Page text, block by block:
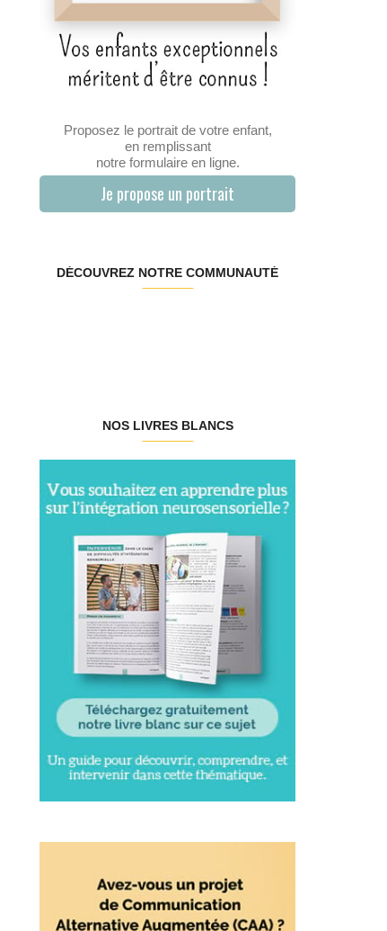
Proposez le portrait de votre enfant,
en remplissant
notre formulaire en ligne.
Je propose un portrait
DÉCOUVREZ NOTRE COMMUNAUTÉ
NOS LIVRES BLANCS